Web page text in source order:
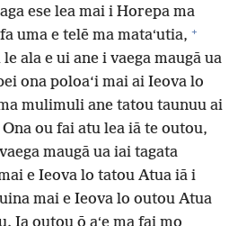
ese lea mai i Horepa ma
uma e telē ma mataʻutia, +
ala e ui ane i vaega maugā ua
ona poloa‘i mai ai Ieova lo
mulimuli ane tatou taunuu ai
Ona ou fai atu lea iā te outou,
maugā ua iai tagata
e Ieova lo tatou Atua iā i
mai e Ieova lo outou Atua